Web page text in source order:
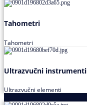
Tahometri
Tahometri
Ultrazvučni instrumenti
Ultrazvučni elementi